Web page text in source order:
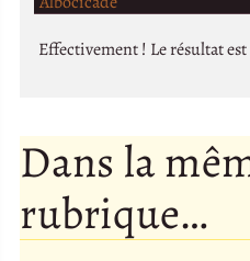
Effectivement ! Le résultat
Dans la
rubrique…